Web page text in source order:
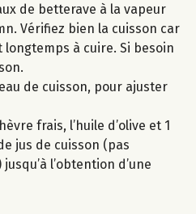
de betterave à la vapeur
Vérifiez bien la cuisson car
à cuire. Si besoin
de cuisson, pour ajuster
frais, l’huile d’olive et 1
jus de cuisson (pas
l’obtention d’une